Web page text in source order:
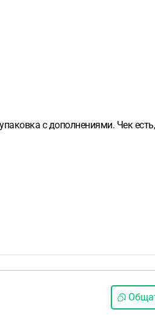
с дополнениями. Чек